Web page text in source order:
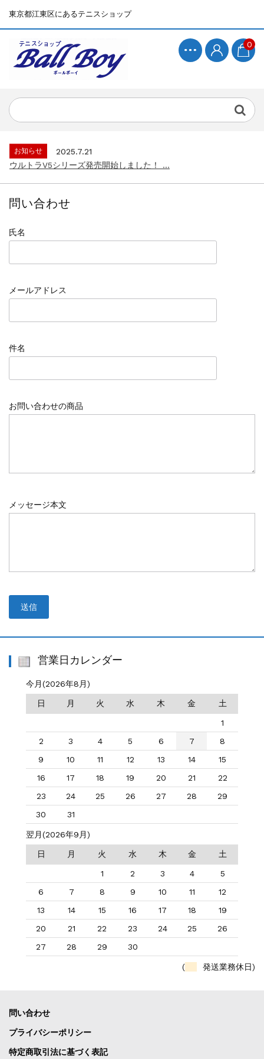
東京都江東区にあるテニスショップ
0
お知らせ
2025.7.15
お知らせ
2025.7.21
ウルトラV5シリーズ発売開始しました！ ...
お知らせ
2025.7.21
お知らせ
問い合わせ
氏名
メールアドレス
件名
お問い合わせの商品
メッセージ本文
営業日カレンダー
今月(2026年8月)
日 月 火 水 木 金 土
1
2
3 4 5 6 7
8
9
10 11 12 13 14
15
16
17 18 19 20 21
22
23
24 25 26 27 28
29
30
31
翌月(2026年9月)
日 月 火 水 木 金 土
1 2 3 4
5
6
7 8 9 10 11
12
13
14 15 16 17 18
19
20
21 22 23 24 25
26
27
28 29 30
( 発送業務休日)
問い合わせ
プライバシーポリシー
特定商取引法に基づく表記